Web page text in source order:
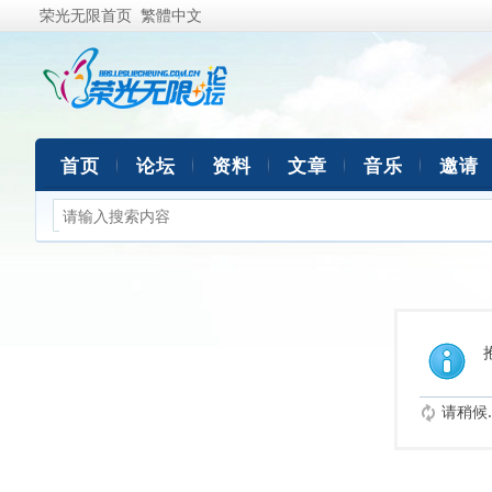
荣光无限首页 繁體中文
首页 论坛 资料 文章 音乐 邀请
请稍候